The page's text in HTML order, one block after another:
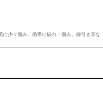
少々傷み。函帯に破れ・傷み。線引き等な